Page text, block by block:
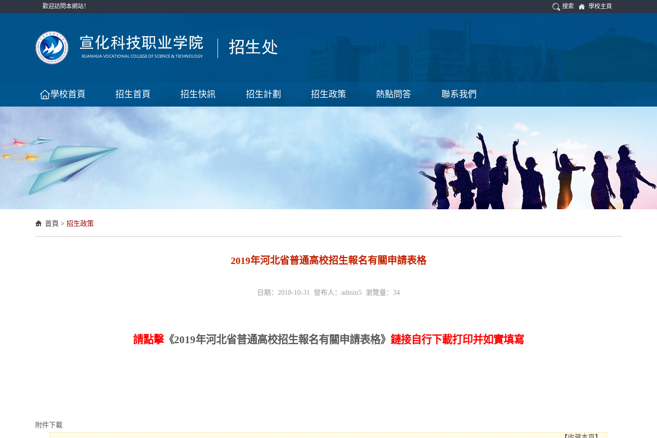
歡迎訪問本網站！ 搜索 學校主頁
學校首頁 招生首頁 招生快訊 招生計劃 招生政策 熱點問答 聯系我們
首頁 > 招生政策
2019年河北省普通高校招生報名有關申請表格
日期：2018-10-31 發布人：admin5 瀏覽量： 34
請點擊《2019年河北省普通高校招生報名有關申請表格》 鏈接自行下載打印并如實填寫
附件下載